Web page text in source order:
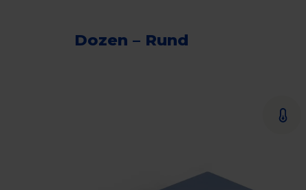
Dozen – Rund